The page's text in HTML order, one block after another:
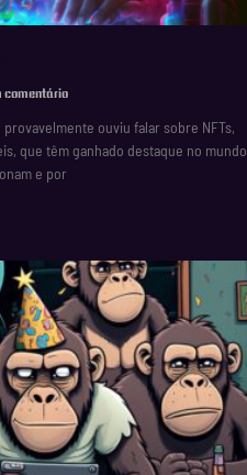
comentário
ouviu falar sobre NFTs,
que têm ganhado destaque no mundo
e por